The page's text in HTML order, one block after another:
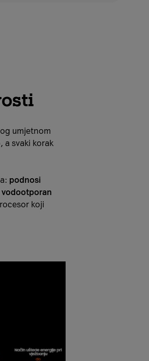
umjetnom
a svaki korak
podnosi
vodootporan
koji